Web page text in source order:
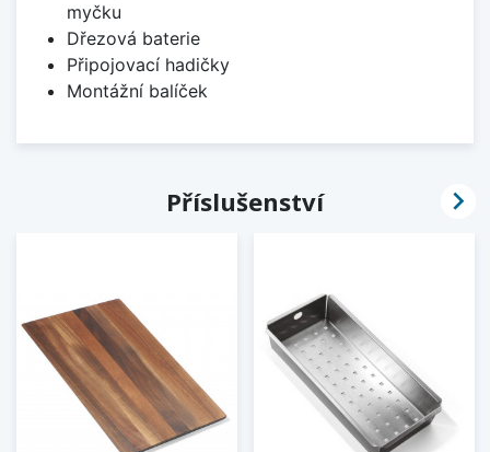
myčku
Dřezová baterie
Připojovací hadičky
Montážní balíček
Příslušenství 